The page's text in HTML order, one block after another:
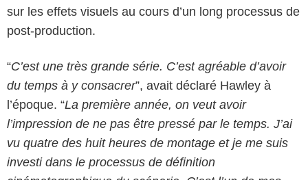
sur les effets visuels au cours d’un long processus de
post-production.
“C’est une très grande série. C’est agréable d’avoir
du temps à y consacrer”, avait déclaré Hawley à
l’époque. “La première année, on veut avoir
l’impression de ne pas être pressé par le temps. J’ai
vu quatre des huit heures de montage et je me suis
investi dans le processus de définition